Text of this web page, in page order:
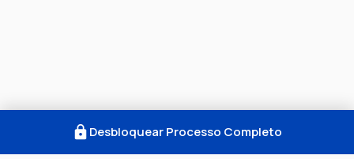
Desbloquear Processo Completo